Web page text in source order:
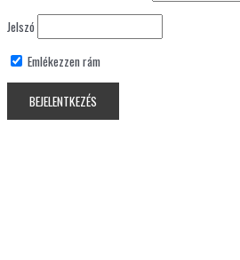
Jelszó
Emlékezzen rám